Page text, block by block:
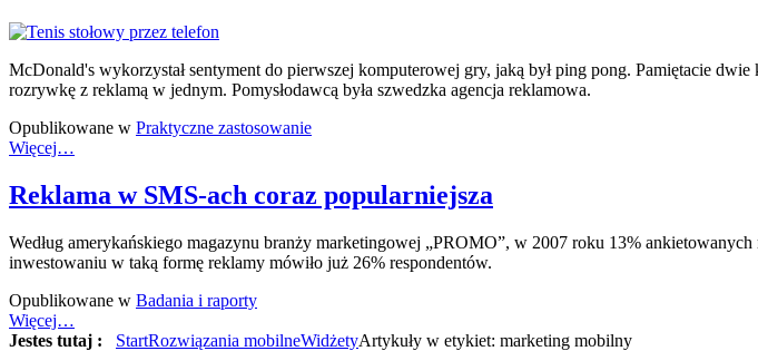
McDonald's wykorzystał sentyment do pierwszej komputerowej gry, jaką był ping pong. Pamiętacie
rozrywkę z reklamą w jednym. Pomysłodawcą była szwedzka agencja reklamowa.
Opublikowane w Praktyczne zastosowanie
Więcej…
Reklama w SMS-ach coraz popularniejsza
Według amerykańskiego magazynu branży marketingowej „PROMO”, w 2007 roku 13% ankietowanych
inwestowaniu w taką formę reklamy mówiło już 26% respondentów.
Opublikowane w Badania i raporty
Więcej…
Jestes tutaj :
StartRozwiązania mobilneWidżetyArtykuły w etykiet: marketing mobilny